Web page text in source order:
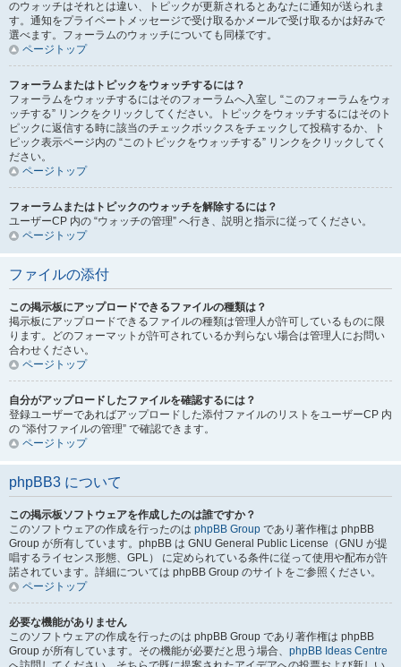
のウォッチはそれとは違い、トピックが更新されるとあなたに通知が送られま
す。通知をプライベートメッセージで受け取るかメールで受け取るかは好みで
選べます。フォーラムのウォッチについても同様です。
ページトップ
フォーラムまたはトピックをウォッチするには？
フォーラムをウォッチするにはそのフォーラムへ入室し “このフォーラムをウォ
ッチする” リンクをクリックしてください。トピックをウォッチするにはそのト
ピックに返信する時に該当のチェックボックスをチェックして投稿するか、ト
ピック表示ページ内の “このトピックをウォッチする” リンクをクリックしてく
ださい。
ページトップ
フォーラムまたはトピックのウォッチを解除するには？
ユーザーCP 内の “ウォッチの管理” へ行き、説明と指示に従ってください。
ページトップ
ファイルの添付
この掲示板にアップロードできるファイルの種類は？
掲示板にアップロードできるファイルの種類は管理人が許可しているものに限
ります。どのフォーマットが許可されているか判らない場合は管理人にお問い
合わせください。
ページトップ
自分がアップロードしたファイルを確認するには？
登録ユーザーであればアップロードした添付ファイルのリストをユーザーCP 内
の “添付ファイルの管理” で確認できます。
ページトップ
phpBB3 について
この掲示板ソフトウェアを作成したのは誰ですか？
このソフトウェアの作成を行ったのは phpBB Group であり著作権は phpBB
Group が所有しています。phpBB は GNU General Public License（GNU が提
唱するライセンス形態、GPL） に定められている条件に従って使用や配布が許
諾されています。詳細については phpBB Group のサイトをご参照ください。
ページトップ
必要な機能がありません
このソフトウェアの作成を行ったのは phpBB Group であり著作権は phpBB
Group が所有しています。その機能が必要だと思う場合、 phpBB Ideas Centre